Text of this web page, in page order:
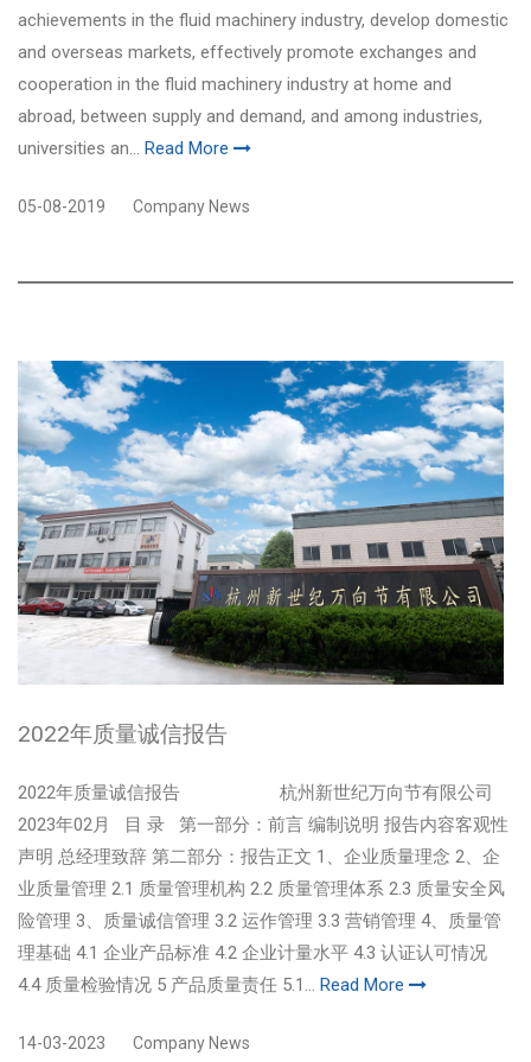
achievements in the fluid machinery industry, develop domestic
and overseas markets, effectively promote exchanges and
cooperation in the fluid machinery industry at home and
abroad, between supply and demand, and among industries,
universities an... Read More
05-08-2019 Company News
2022年质量诚信报告
2022年质量诚信报告 杭州新世纪万向节有限公司
2023年02月 目 录 第一部分：前言 编制说明 报告内容客观性
声明 总经理致辞 第二部分：报告正文 1、企业质量理念 2、企
业质量管理 2.1 质量管理机构 2.2 质量管理体系 2.3 质量安全风
险管理 3、质量诚信管理 3.2 运作管理 3.3 营销管理 4、质量管
理基础 4.1 企业产品标准 4.2 企业计量水平 4.3 认证认可情况
4.4 质量检验情况 5 产品质量责任 5.1... Read More
14-03-2023 Company News